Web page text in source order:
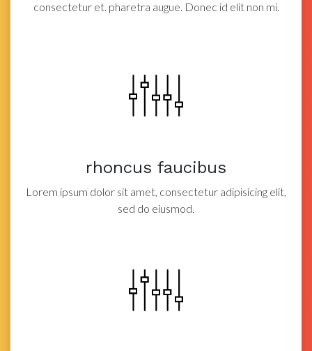
consectetur et. pharetra augue. Donec id elit non mi.
rhoncus faucibus
Lorem ipsum dolor sit amet, consectetur adipisicing elit,
sed do eiusmod.